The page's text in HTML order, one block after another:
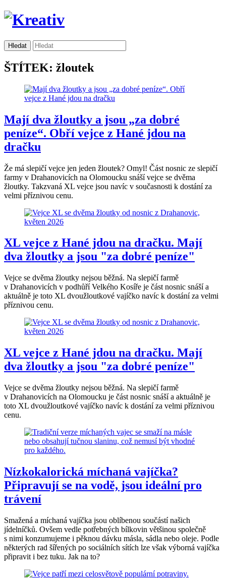
ŠTÍTEK: žloutek
Mají dva žloutky a jsou „za dobré
peníze“. Obří vejce z Hané jdou na
dračku
Že má slepičí vejce jen jeden žloutek? Omyl! Část nosnic ze slepičí
farmy v Drahanovicích na Olomoucku snáší vejce se dvěma
žloutky. Takzvaná XL vejce jsou navíc v současnosti k dostání za
velmi příznivou cenu.
XL vejce z Hané jdou na dračku. Mají
dva žloutky a jsou "za dobré peníze"
Vejce se dvěma žloutky nejsou běžná. Na slepičí farmě
v Drahanovicích v podhůří Velkého Kosíře je část nosnic snáší a
aktuálně je toto XL dvoužloutkové vajíčko navíc k dostání za velmi
příznivou cenu.
XL vejce z Hané jdou na dračku. Mají
dva žloutky a jsou "za dobré peníze"
Vejce se dvěma žloutky nejsou běžná. Na slepičí farmě
v Drahanovicích na Olomoucku je část nosnic snáší a aktuálně je
toto XL dvoužloutkové vajíčko navíc k dostání za velmi příznivou
cenu.
Nízkokalorická míchaná vajíčka?
Připravují se na vodě, jsou ideální pro
trávení
Smažená a míchaná vajíčka jsou oblíbenou součástí našich
jídelníčků. Ovšem vedle potřebných bílkovin většinou společně
s nimi konzumujeme i pěknou dávku másla, sádla nebo oleje. Podle
některých rad šířených po sociálních sítích lze však výborná vajíčka
připravit i bez tuku. Jak na to?